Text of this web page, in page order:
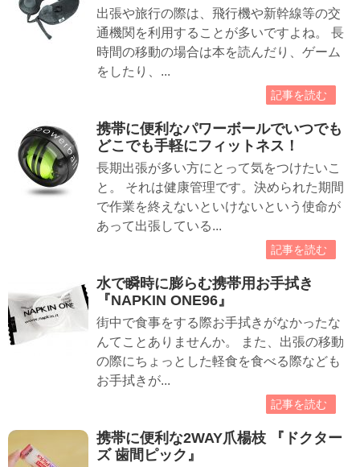
出張や旅行の際は、飛行機や新幹線等の交
通機関を利用することが多いですよね。 長
時間の移動の場合は本を読んだり、ゲーム
をしたり、...
記事を読む
携帯に便利なパワーボールでいつでも
どこでも手軽にフィットネス！
長期出張が多い方にとって気をつけたいこ
と。 それは健康管理です。決められた期間
で作業を終えないといけないという使命が
あって出張している...
記事を読む
水で瞬時に膨らむ携帯用お手拭き
『NAPKIN ONE96』
街中で食事をする際お手拭きがなかったな
んてことありませんか。 また、出張の移動
の際にちょっとした軽食を食べる際なども
お手拭きが...
記事を読む
携帯に便利な2WAY爪楊枝 『ドクター
ズ 歯間ピック』